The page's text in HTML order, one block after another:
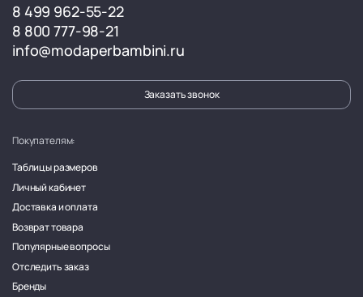
8 499 962-55-22
8 800 777-98-21
info@modaperbambini.ru
Заказать звонок
Покупателям:
Таблицы размеров
Личный кабинет
Доставка и оплата
Возврат товара
Популярные вопросы
Отследить заказ
Бренды